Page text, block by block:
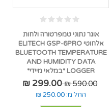
אוגר נתוני טמפרטורה ולחות
אלחוטי ELITECH GSP-6PRO
BLUETOOTH TEMPERATURE
AND HUMIDITY DATA
LOGGER *במלאי מיידי*
590.00 ₪
299.00 ₪
החל מ: 250.00 ₪